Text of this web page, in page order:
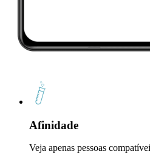
Afinidade
Veja apenas pessoas